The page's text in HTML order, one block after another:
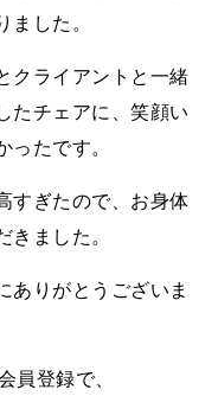
ました。
クライアントと一緒
たチェアに、笑顔い
ったです。
すぎたので、お身体
きました。
ありがとうございま
員登録で、